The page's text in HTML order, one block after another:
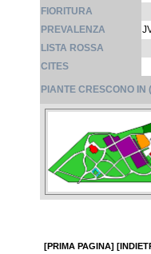
FIORITURA
PREVALENZA
LISTA ROSSA
CITES
PIANTE CRESCONO IN (
[PRIMA PAGINA]